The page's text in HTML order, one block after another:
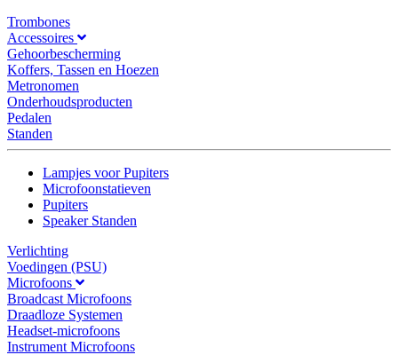
Trombones
Accessoires
Gehoorbescherming
Koffers, Tassen en Hoezen
Metronomen
Onderhoudsproducten
Pedalen
Standen
Lampjes voor Pupiters
Microfoonstatieven
Pupiters
Speaker Standen
Verlichting
Voedingen (PSU)
Microfoons
Broadcast Microfoons
Draadloze Systemen
Headset-microfoons
Instrument Microfoons